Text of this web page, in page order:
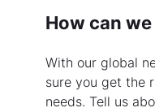
How can
With our global
sure you get the
needs. Tell us